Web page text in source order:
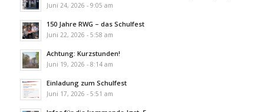
Juni 24, 2026 - 9:05 am
150 Jahre RWG – das Schulfest
Juni 22, 2026 - 5:58 am
Achtung: Kurzstunden!
Juni 19, 2026 - 8:14 am
Einladung zum Schulfest
Juni 17, 2026 - 5:51 am